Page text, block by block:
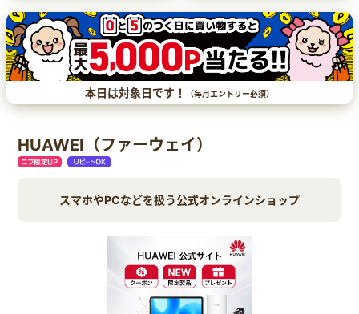
本日は対象日です！ （毎月エントリー必須）
HUAWEI（ファーウェイ）
スマホやPCなどを扱う公式オンラインショップ